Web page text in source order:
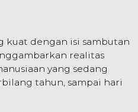
kuat dengan isi sambutan
realitas
yang sedang
tahun, sampai hari